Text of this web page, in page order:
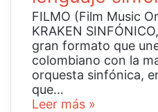
FILMO (Film Music
KRAKEN
gran formato que
colombiano con la
orquesta sinfónica,
que…
Leer más »